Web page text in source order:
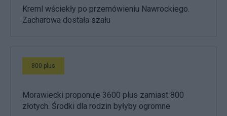
Kreml wściekły po przemówieniu Nawrockiego.
Zacharowa dostała szału
800 plus
Morawiecki proponuje 3600 plus zamiast 800
złotych. Środki dla rodzin byłyby ogromne